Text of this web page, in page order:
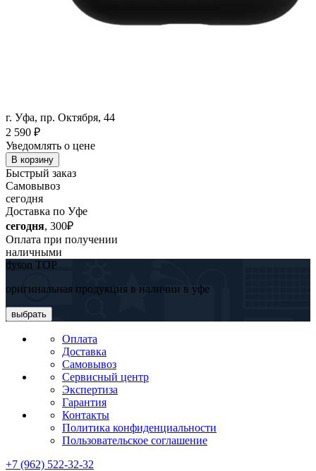
г. Уфа, пр. Октября, 44
2 590 ₽
Уведомлять о цене
В корзину
Быстрый заказ
Самовывоз
сегодня
Доставка по Уфе
сегодня, 300₽
Оплата при получении
наличными
dyson TOP
оригинальная продукция в наличии в уфе
выбрать
Оплата
Доставка
Самовывоз
Сервисный центр
Экспертиза
Гарантия
Контакты
Политика конфиденциальности
Пользовательское соглашение
+7 (962) 522-32-32